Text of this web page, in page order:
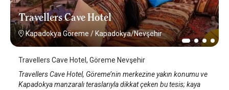
Travellers Cave Hotel
Kapadokya Göreme / Kapadokya/Nevşehir
Travellers Cave Hotel, Göreme Nevşehir
Travellers Cave Hotel, Göreme’nin merkezine yakın konumu ve
Kapadokya manzaralı teraslarıyla dikkat çeken bu tesis; kaya